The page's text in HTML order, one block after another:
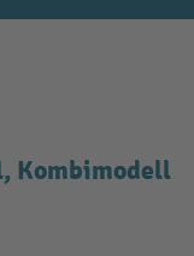
Kombimodell